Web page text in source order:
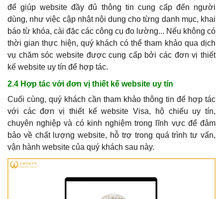
để giúp website đầy đủ thông tin cung cấp đến người
dùng, như việc cập nhật nội dung cho từng danh mục, khai
báo từ khóa, cài đặc các công cụ đo lường... Nếu không có
thời gian thực hiện, quý khách có thể tham khảo qua dịch
vụ chăm sóc website được cung cấp bởi các đơn vị thiết
kế website uy tín để hợp tác.
2.4 Hợp tác với đơn vị thiết kế website uy tín
Cuối cùng, quý khách cần tham khảo thông tin để hợp tác
với các đơn vị thiết kế website Visa, hộ chiếu uy tín,
chuyên nghiệp và có kinh nghiệm trong lĩnh vực để đảm
bảo về chất lượng website, hỗ trợ trong quá trình tư vấn,
vận hành website của quý khách sau này.